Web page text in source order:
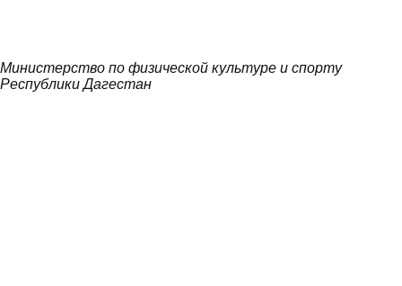
Министерство по физической культуре и спорту
Республики Дагестан